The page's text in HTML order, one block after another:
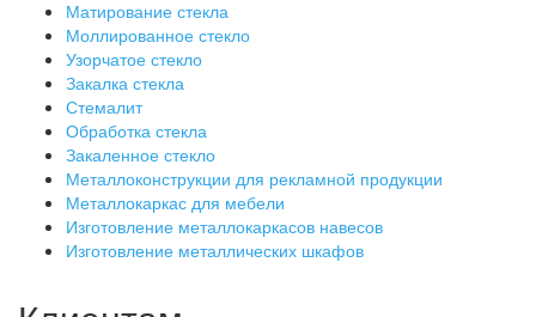
Матирование стекла
Моллированное стекло
Узорчатое стекло
Закалка стекла
Стемалит
Обработка стекла
Закаленное стекло
Металлоконструкции для рекламной продукции
Металлокаркас для мебели
Изготовление металлокаркасов навесов
Изготовление металлических шкафов